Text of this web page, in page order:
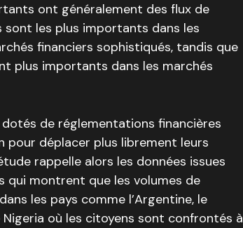
ont généralement des flux de
sont les plus importants dans les
financiers sophistiqués, tandis que
plus importants dans les marchés
dotés de réglementations financières
déplacer plus librement leurs
rappelle alors les données issues
qui montrent que les volumes de
les pays comme l’Argentine, le
Nigeria où les citoyens sont confrontés à